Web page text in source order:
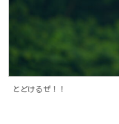
とどけるぜ！！